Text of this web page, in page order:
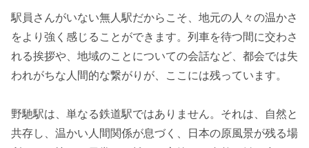
駅員さんがいない無人駅だからこそ、地元の人々の温かさ
をより強く感じることができます。列車を待つ間に交わさ
れる挨拶や、地域のことについての会話など、都会では失
われがちな人間的な繋がりが、ここには残っています。
野馳駅は、単なる鉄道駅ではありません。それは、自然と
共存し、温かい人間関係が息づく、日本の原風景が残る場